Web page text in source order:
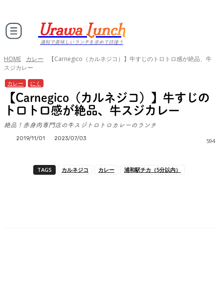
Urawa Lunch
浦和で美味しいランチを求めて彷徨う
HOME カレー
【Carnegico（カルネジコ）】牛すじのトロトロ感が絶品、牛
スジカレー
カレー にく
【Carnegico（カルネジコ）】牛すじの
トロトロ感が絶品、牛スジカレー
絶品！赤身肉専門店の牛スジトロトロカレーのランチ
594
2019/11/01 2023/07/03
TAGS カルネジコ カレー 浦和駅チカ（5分以内）